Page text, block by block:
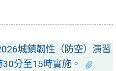
城鎮韌性（防空）演習
分至15時實施。